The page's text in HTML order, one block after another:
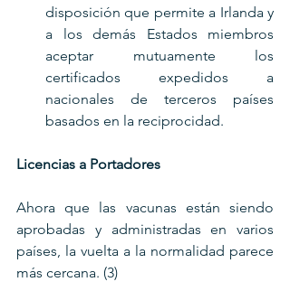
disposición que permite a Irlanda y
a los demás Estados miembros
aceptar mutuamente los
certificados expedidos a
nacionales de terceros países
basados en la reciprocidad.
Licencias a Portadores
Ahora que las vacunas están siendo
aprobadas y administradas en varios
países, la vuelta a la normalidad parece
más cercana. (3)